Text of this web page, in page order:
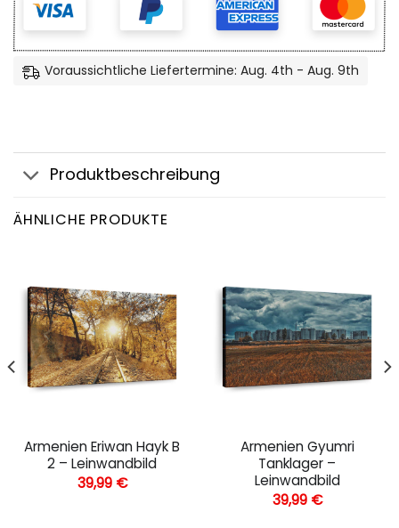
Voraussichtliche Liefertermine: Aug. 4th - Aug. 9th
Produktbeschreibung
ÄHNLICHE PRODUKTE
Armenien Eriwan Hayk B
2 – Leinwandbild
39,99 €
Armenien Gyumri
Tanklager –
Leinwandbild
39,99 €